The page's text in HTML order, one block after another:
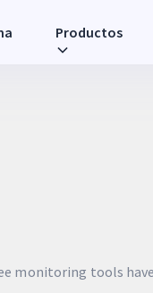
Productos
monitoring tools